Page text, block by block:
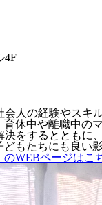
4F
人の経験やス
休中や離職中の
をするととも
もたちにも良い
WEBページはこ